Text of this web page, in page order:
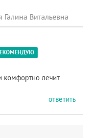
Галина Витальевна
комфортно лечит.
ответить